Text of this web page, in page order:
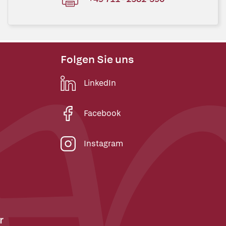
Folgen Sie uns
LinkedIn
Facebook
Instagram